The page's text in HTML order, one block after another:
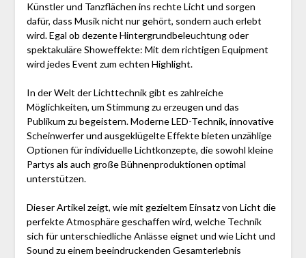
Künstler und Tanzflächen ins rechte Licht und sorgen
dafür, dass Musik nicht nur gehört, sondern auch erlebt
wird. Egal ob dezente Hintergrundbeleuchtung oder
spektakuläre Showeffekte: Mit dem richtigen Equipment
wird jedes Event zum echten Highlight.
In der Welt der Lichttechnik gibt es zahlreiche
Möglichkeiten, um Stimmung zu erzeugen und das
Publikum zu begeistern. Moderne LED-Technik, innovative
Scheinwerfer und ausgeklügelte Effekte bieten unzählige
Optionen für individuelle Lichtkonzepte, die sowohl kleine
Partys als auch große Bühnenproduktionen optimal
unterstützen.
Dieser Artikel zeigt, wie mit gezieltem Einsatz von Licht die
perfekte Atmosphäre geschaffen wird, welche Technik
sich für unterschiedliche Anlässe eignet und wie Licht und
Sound zu einem beeindruckenden Gesamterlebnis